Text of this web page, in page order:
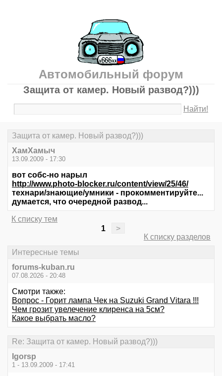
Автомобильный форум
Защита от камер. Новый развод?)))
Найти!
Защита от камер. Новый развод?)))
ХамХамыч
13.09.2009 - 17:30
вот собс-но нарыл
http://www.photo-blocker.ru/content/view/25/46/
технари/знающие/умники - прокомментируйте...
думается, что очередной развод...
К списку тем
1
>
К списку разделов
Интересные темы
forums-kuban.ru
07.08.2026 - 20:48
Смотри также:
Вопрос - Горит лампа Чек на Suzuki Grand Vitara !!!
Чем грозит увелечение клиренса на 5см?
Какое выбрать масло?
Re: Защита от камер. Новый развод?)))
Igorsp
1 - 13.09.2009 - 17:41